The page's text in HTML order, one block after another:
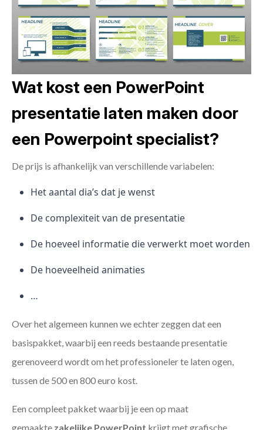
Wat kost een PowerPoint
presentatie laten maken door
een Powerpoint specialist?
De prijs is afhankelijk van verschillende variabelen:
Het aantal dia’s dat je wenst
De complexiteit van de presentatie
De hoeveel informatie die verwerkt moet worden
De hoeveelheid animaties
…
Over het algemeen kunnen we echter zeggen dat een
basispakket, waarbij een reeds bestaande presentatie
gerenoveerd wordt om het professioneler te laten ogen,
tussen de 500 en 800 euro kost.
Een compleet pakket waarbij je een op maat
gemaakte zakelijke PowerPoint krijgt met grafische